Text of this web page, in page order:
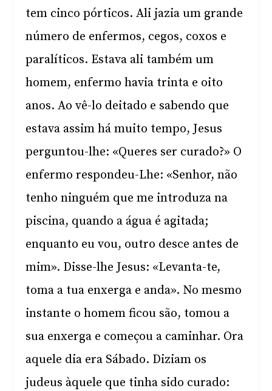
tem cinco pórticos. Ali jazia um grande
número de enfermos, cegos, coxos e
paralíticos. Estava ali também um
homem, enfermo havia trinta e oito
anos. Ao vê-lo deitado e sabendo que
estava assim há muito tempo, Jesus
perguntou-lhe: «Queres ser curado?» O
enfermo respondeu-Lhe: «Senhor, não
tenho ninguém que me introduza na
piscina, quando a água é agitada;
enquanto eu vou, outro desce antes de
mim». Disse-lhe Jesus: «Levanta-te,
toma a tua enxerga e anda». No mesmo
instante o homem ficou são, tomou a
sua enxerga e começou a caminhar. Ora
aquele dia era Sábado. Diziam os
judeus àquele que tinha sido curado: